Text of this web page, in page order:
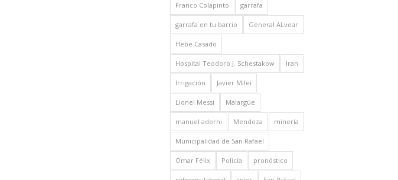
Franco Colapinto garrafa
garrafa en tu barrio General ALvear
Hebe Casado
Hospital Teodoro J. Schestakow Iran
Irrigación Javier Milei
Lionel Messi Malargüe
manuel adorni Mendoza minería
Municipalidad de San Rafael
Omar Félix Policía pronóstico